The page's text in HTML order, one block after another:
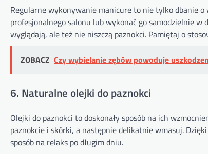
Regularne wykonywanie manicure to nie tylko dbanie o
profesjonalnego salonu lub wykonać go samodzielnie
wyglądają, ale też nie niszczą paznokci. Pamiętaj o
ZOBACZ Czy wybielanie zębów powoduje
6. Naturalne olejki do paznokci
Olejki do paznokci to doskonały sposób na ich
paznokcie i skórki, a następnie delikatnie wmasuj.
sposób na relaks po długim dniu.